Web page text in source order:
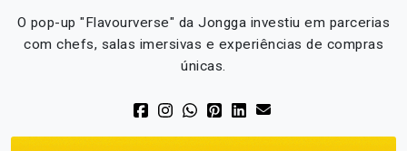
O pop-up "Flavourverse" da Jongga investiu em parcerias
com chefs, salas imersivas e experiências de compras
únicas.